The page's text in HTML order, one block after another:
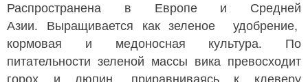
Распространена в Европе и Средней
Азии. Выращивается как зеленое удобрение,
кормовая и медоносная культура. По
питательности зеленой массы вика превосходит
горох и люпин, приравниваясь к клеверу